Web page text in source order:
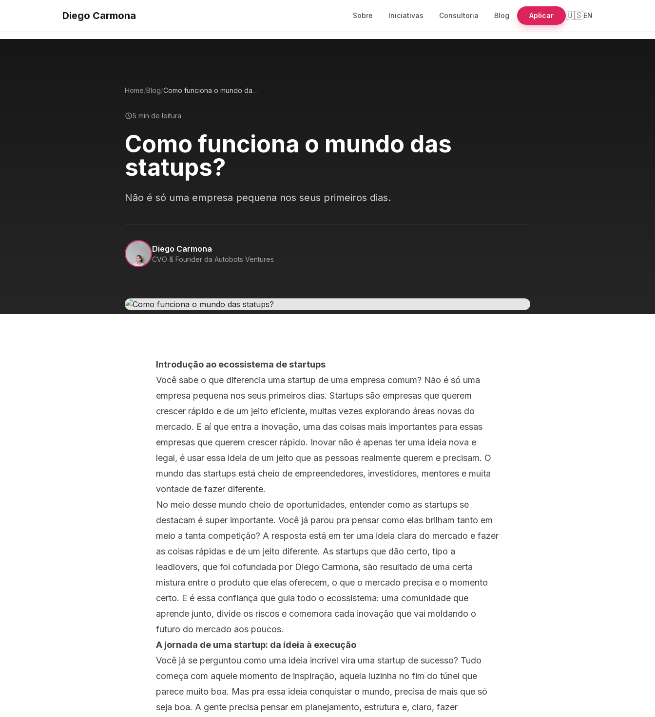
Diego Carmona Sobre Iniciativas Consultoria Blog Aplicar 🇺🇸EN
Home/Blog/ Como funciona o mundo das statups?
5 min de leitura
Como funciona o mundo das
statups?
Não é só uma empresa pequena nos seus primeiros dias.
Diego Carmona
CVO & Founder da Autobots Ventures
Introdução ao ecossistema de startups
Você sabe o que diferencia uma startup de uma empresa comum? Não é só uma
empresa pequena nos seus primeiros dias. Startups são empresas que querem
crescer rápido e de um jeito eficiente, muitas vezes explorando áreas novas do
mercado. E aí que entra a inovação, uma das coisas mais importantes para essas
empresas que querem crescer rápido. Inovar não é apenas ter uma ideia nova e
legal, é usar essa ideia de um jeito que as pessoas realmente querem e precisam. O
mundo das startups está cheio de empreendedores, investidores, mentores e muita
vontade de fazer diferente.
No meio desse mundo cheio de oportunidades, entender como as startups se
destacam é super importante. Você já parou pra pensar como elas brilham tanto em
meio a tanta competição? A resposta está em ter uma ideia clara do mercado e fazer
as coisas rápidas e de um jeito diferente. As startups que dão certo, tipo a
leadlovers, que foi cofundada por Diego Carmona, são resultado de uma certa
mistura entre o produto que elas oferecem, o que o mercado precisa e o momento
certo. E é essa confiança que guia todo o ecossistema: uma comunidade que
aprende junto, divide os riscos e comemora cada inovação que vai moldando o
futuro do mercado aos poucos.
A jornada de uma startup: da ideia à execução
Você já se perguntou como uma ideia incrível vira uma startup de sucesso? Tudo
começa com aquele momento de inspiração, aquela luzinha no fim do túnel que
parece muito boa. Mas pra essa ideia conquistar o mundo, precisa de mais que só
seja boa. A gente precisa pensar em planejamento, estrutura e, claro, fazer